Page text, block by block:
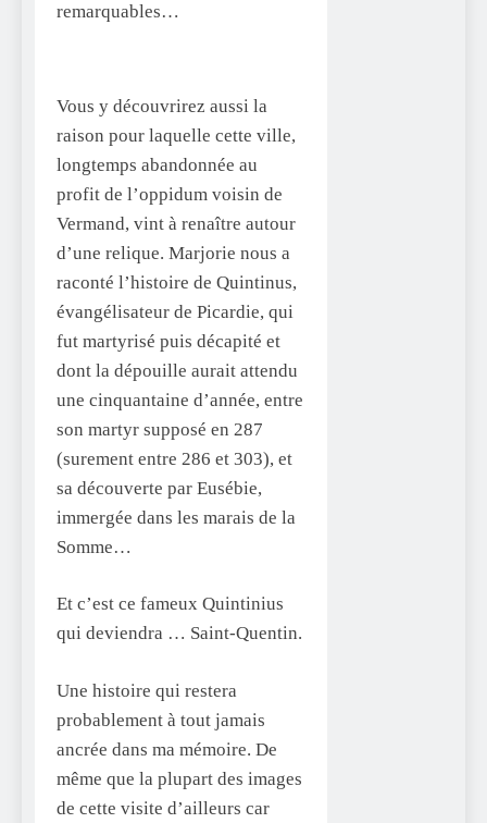
remarquables…
Vous y découvrirez aussi la
raison pour laquelle cette ville,
longtemps abandonnée au
profit de l’oppidum voisin de
Vermand, vint à renaître autour
d’une relique. Marjorie nous a
raconté l’histoire de Quintinus,
évangélisateur de Picardie, qui
fut martyrisé puis décapité et
dont la dépouille aurait attendu
une cinquantaine d’année, entre
son martyr supposé en 287
(surement entre 286 et 303), et
sa découverte par Eusébie,
immergée dans les marais de la
Somme…
Et c’est ce fameux Quintinius
qui deviendra … Saint-Quentin.
Une histoire qui restera
probablement à tout jamais
ancrée dans ma mémoire. De
même que la plupart des images
de cette visite d’ailleurs car